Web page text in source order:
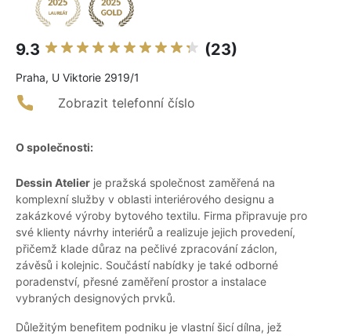
9.3 (23)
Praha, U Viktorie 2919/1
Zobrazit telefonní číslo
O společnosti:
Dessin Atelier je pražská společnost zaměřená na
komplexní služby v oblasti interiérového designu a
zakázkové výroby bytového textilu. Firma připravuje pro
své klienty návrhy interiérů a realizuje jejich provedení,
přičemž klade důraz na pečlivé zpracování záclon,
závěsů i kolejnic. Součástí nabídky je také odborné
poradenství, přesné zaměření prostor a instalace
vybraných designových prvků.
Důležitým benefitem podniku je vlastní šicí dílna, jež